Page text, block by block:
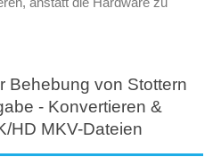
Behebung von Stottern
- Konvertieren &
HD MKV-Dateien